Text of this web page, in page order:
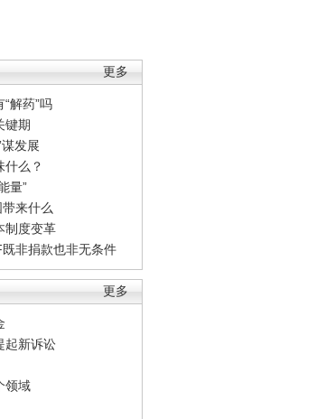
更多
解药”吗
键期
发展
什么？
量”
来什么
制度变革
非捐款也非无条件
更多
起新诉讼
领域